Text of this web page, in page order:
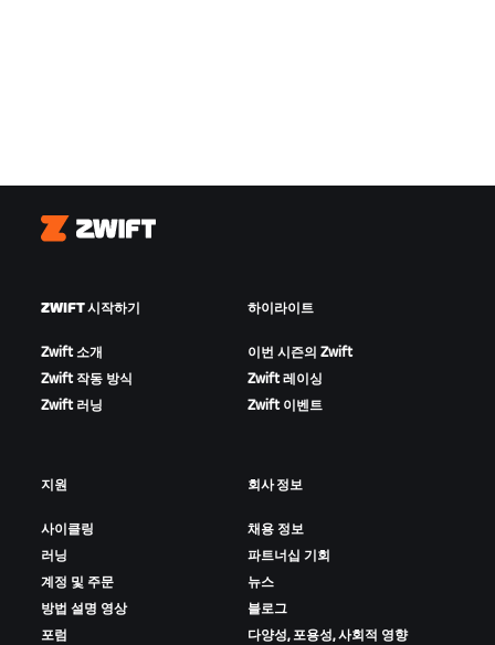
Zwift
ZWIFT 시작하기
Zwift 소개
Zwift 작동 방식
Zwift 러닝
하이라이트
이번 시즌의 Zwift
Zwift 레이싱
Zwift 이벤트
지원
사이클링
러닝
계정 및 주문
방법 설명 영상
포럼
회사 정보
채용 정보
파트너십 기회
뉴스
블로그
다양성, 포용성, 사회적 영향